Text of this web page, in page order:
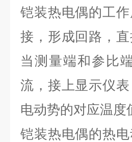
铠装热电偶的工
接，形成回路，
当测量端和参比
流，接上显示仪
电动势的对应温度
铠装热电偶的热